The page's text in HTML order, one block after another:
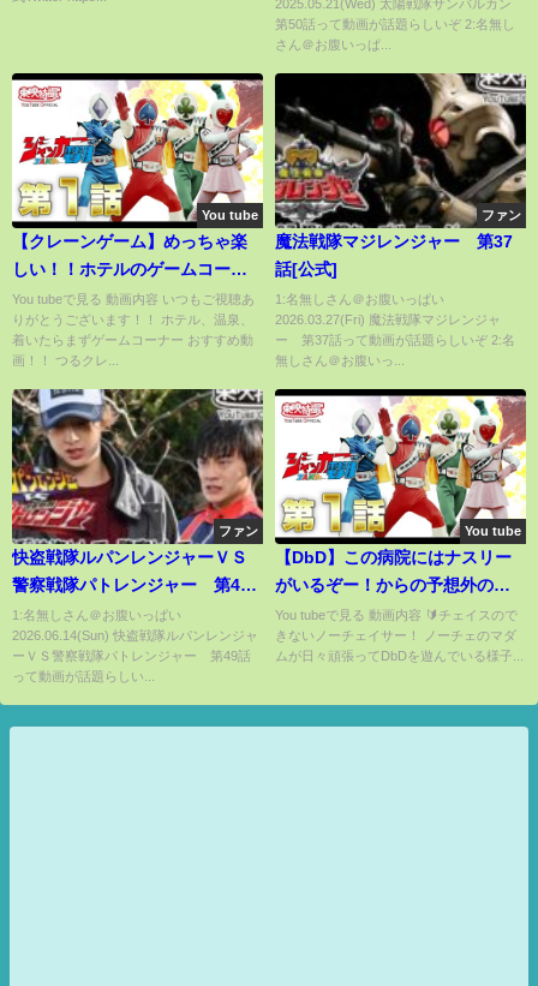
2025.05.21(Wed) 太陽戦隊サンバルカン
第50話って動画が話題らしいぞ 2:名無し
さん＠お腹いっぱ...
You tube
【クレーンゲーム】めっちゃ楽
しい！！ホテルのゲームコーナ
ーで景品取りまくる！！【ufoキ
ャッチャー】
You tubeで見る 動画内容 いつもご視聴あ
りがとうございます！！ ホテル、温泉、
着いたらまずゲームコーナー おすすめ動
画！！ つるクレ...
ファン
魔法戦隊マジレンジャー 第37
話[公式]
1:名無しさん＠お腹いっぱい
2026.03.27(Fri) 魔法戦隊マジレンジャ
ー 第37話って動画が話題らしいぞ 2:名
無しさん＠お腹いっ...
ファン
快盗戦隊ルパンレンジャーＶＳ
警察戦隊パトレンジャー 第49
話[公式]
1:名無しさん＠お腹いっぱい
2026.06.14(Sun) 快盗戦隊ルパンレンジャ
ーＶＳ警察戦隊パトレンジャー 第49話
って動画が話題らしい...
You tube
【‪DbD‬】この病院にはナスリー
がいるぞー！からの予想外の結
末に驚愕！！の巻（#11）
You tubeで見る 動画内容 🔰チェイスので
きないノーチェイサー！ ノーチェのマダ
ムが日々頑張ってDbDを遊んでいる様子...